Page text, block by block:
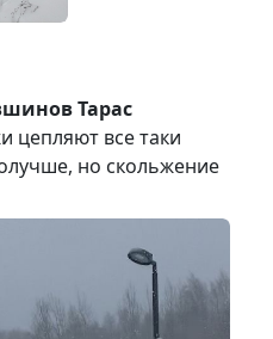
Тарас
цепляют все таки
но скольжение